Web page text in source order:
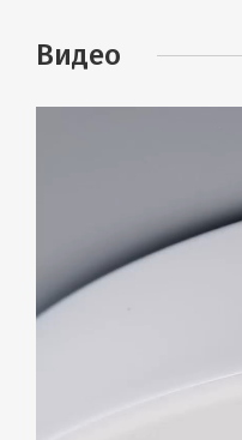
Видео